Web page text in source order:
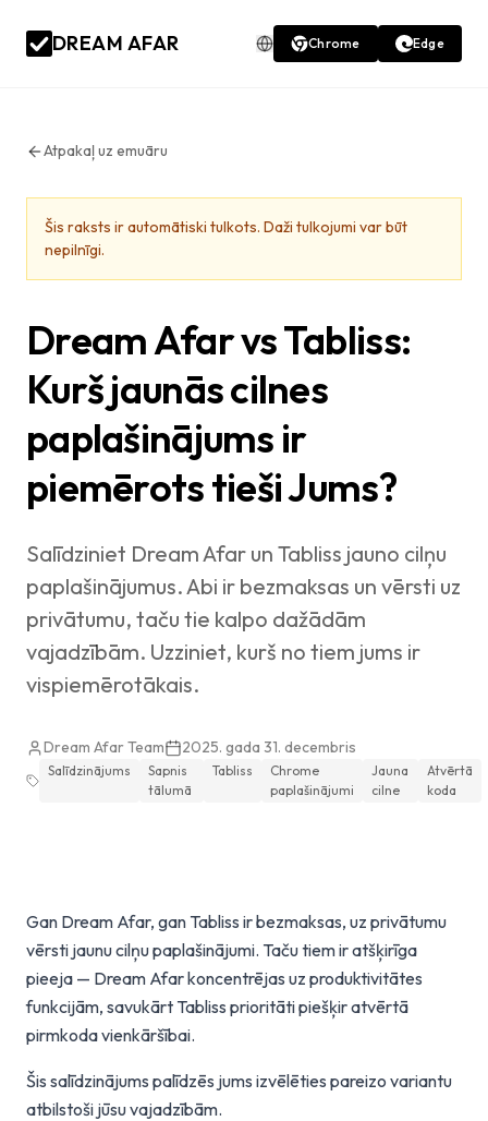
DREAM AFAR Chrome Edge
Atpakaļ uz emuāru
Šis raksts ir automātiski tulkots. Daži tulkojumi var būt
nepilnīgi.
Dream Afar vs Tabliss:
Kurš jaunās cilnes
paplašinājums ir
piemērots tieši Jums?
Salīdziniet Dream Afar un Tabliss jauno cilņu
paplašinājumus. Abi ir bezmaksas un vērsti uz
privātumu, taču tie kalpo dažādām
vajadzībām. Uzziniet, kurš no tiem jums ir
vispiemērotākais.
Dream Afar Team 2025. gada 31. decembris
Salīdzinājums
Sapnis
tālumā
Tabliss
Chrome
paplašinājumi
Jauna
cilne
Atvērtā
koda
Gan Dream Afar, gan Tabliss ir bezmaksas, uz privātumu
vērsti jaunu cilņu paplašinājumi. Taču tiem ir atšķirīga
pieeja — Dream Afar koncentrējas uz produktivitātes
funkcijām, savukārt Tabliss prioritāti piešķir atvērtā
pirmkoda vienkāršībai.
Šis salīdzinājums palīdzēs jums izvēlēties pareizo variantu
atbilstoši jūsu vajadzībām.